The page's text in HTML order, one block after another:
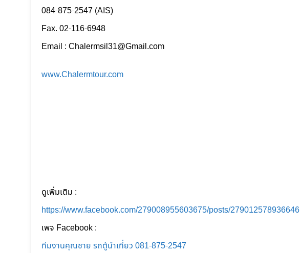
084-875-2547 (AIS)
Fax. 02-116-6948
Email : Chalermsil31@Gmail.com
www.Chalermtour.com
ดูเพิ่มเติม :
https://www.facebook.com/279008955603675/posts/279012578936646
เพจ Facebook :
ทีมงานคุณชาย รถตู้นำเที่ยว 081-875-2547